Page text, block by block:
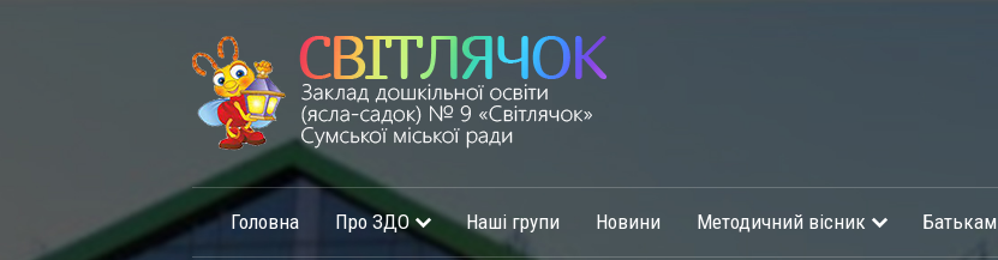
Головна Про ЗДО Наші групи Новини Методичний вісник Батькам